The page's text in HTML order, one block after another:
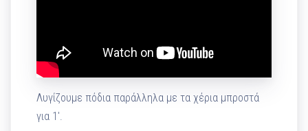
Λυγίζουμε πόδια παράλληλα με τα χέρια μπροστά
για 1′.